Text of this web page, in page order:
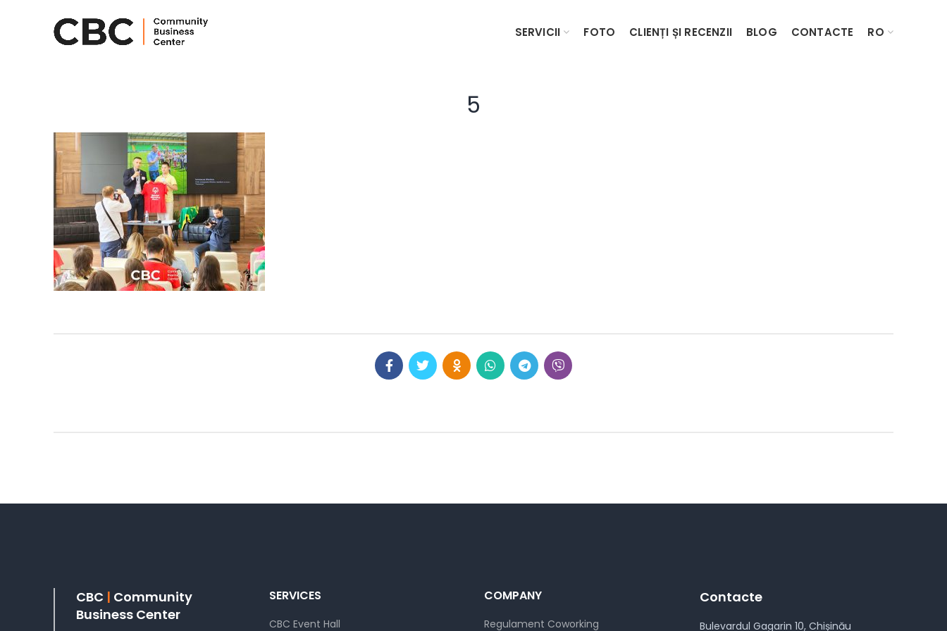
SERVICII FOTO CLIENȚI ȘI RECENZII BLOG CONTACTE RO
5
CBC | Community
Business Center
SERVICES
CBC Event Hall
COMPANY
Regulament Coworking
Contacte
Bulevardul Gagarin 10, Chișinău